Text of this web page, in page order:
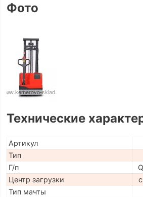
Фото
Технические
Артикул
Тип
Г/п
Q
Центр загрузки
c
Тип мачты